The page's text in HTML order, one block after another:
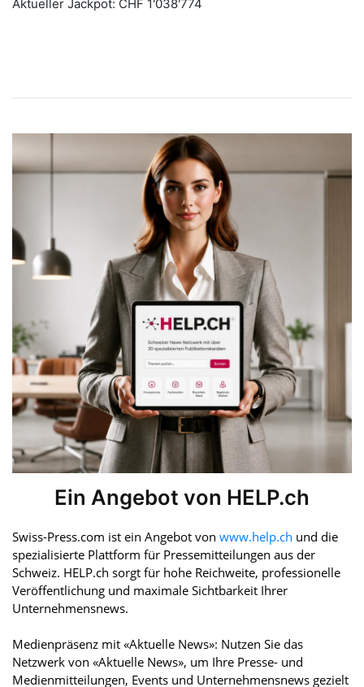
Ein Angebot von HELP.ch
Swiss-Press.com ist ein Angebot von www.help.ch und die
spezialisierte Plattform für Pressemitteilungen aus der
Schweiz. HELP.ch sorgt für hohe Reichweite, professionelle
Veröffentlichung und maximale Sichtbarkeit Ihrer
Unternehmensnews.
Medienpräsenz mit «Aktuelle News»: Nutzen Sie das
Netzwerk von «Aktuelle News», um Ihre Presse- und
Medienmitteilungen, Events und Unternehmensnews gezielt